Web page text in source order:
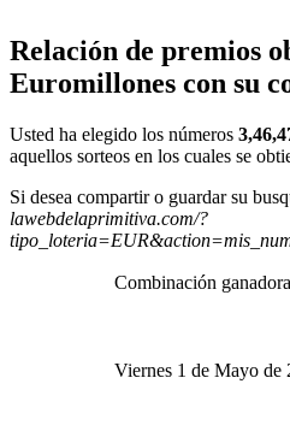
Relación de premios
Euromillones con su
Usted ha elegido los números
aquellos sorteos en los cuales se
Si desea compartir o guardar su
lawebdelaprimitiva.com/?
Combinación ganadora
Viernes 1 de Mayo de